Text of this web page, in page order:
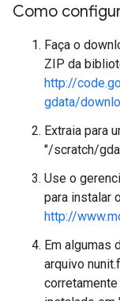
Como
Faça o
ZIP da
http://
gdata/
Extraia para
"/scratch/
Use o
para instalar
http://
Em algumas
arquivo